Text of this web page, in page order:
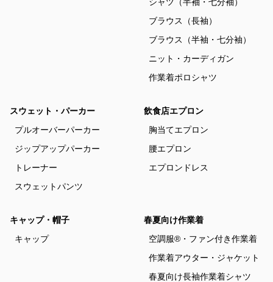
ブラウス（長袖）
ブラウス（半袖・七分袖）
ニット・カーディガン
作業着ポロシャツ
スウェット・パーカー
プルオーバーパーカー
ジップアップパーカー
トレーナー
スウェットパンツ
飲食店エプロン
胸当てエプロン
腰エプロン
エプロンドレス
キャップ・帽子
キャップ
春夏向け作業着
空調服®・ファン付き作業着
作業着アウター・ジャケット
春夏向け長袖作業着シャツ